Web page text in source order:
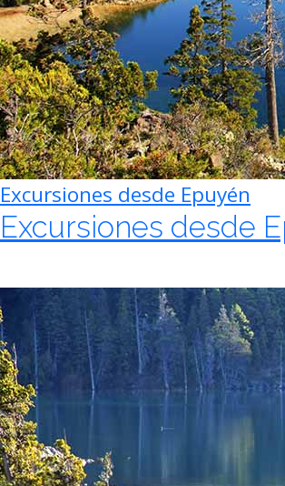
Excursiones desde Epuyén
Excursiones desde